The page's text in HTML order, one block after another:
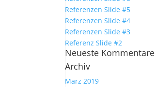
Referenzen Slide #5
Referenzen Slide #4
Referenzen Slide #3
Referenz Slide #2
Neueste Kommentare
Archiv
März 2019